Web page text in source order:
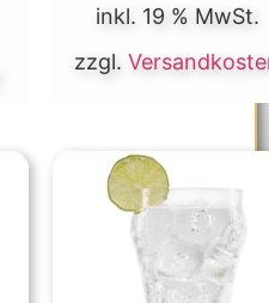
inkl. 19 % MwSt.
zzgl.